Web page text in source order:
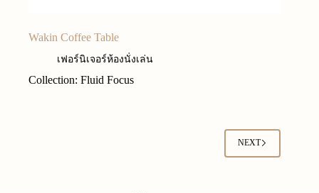
Wakin Coffee Table
เฟอร์นิเจอร์ห้องนั่งเล่น
Collection: Fluid Focus
NEXT